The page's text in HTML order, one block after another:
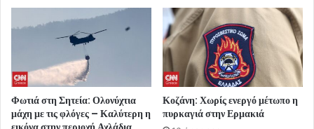
Φωτιά στη Σητεία: Ολονύχτια
μάχη με τις φλόγες – Καλύτερη η
Κοζάνη: Χωρίς ενεργό μέτωπο η
πυρκαγιά στην Ερμακιά